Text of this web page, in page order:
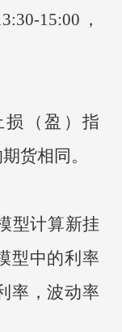
15:00，
（盈）指
货相同。
型计算新挂
型中的利率
率，波动率